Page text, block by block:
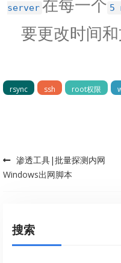
server 在每一个 5
要更改时间和
rsync ssh root权限
Post navigation
渗透工具|批量探测内网
Windows出网脚本
搜索